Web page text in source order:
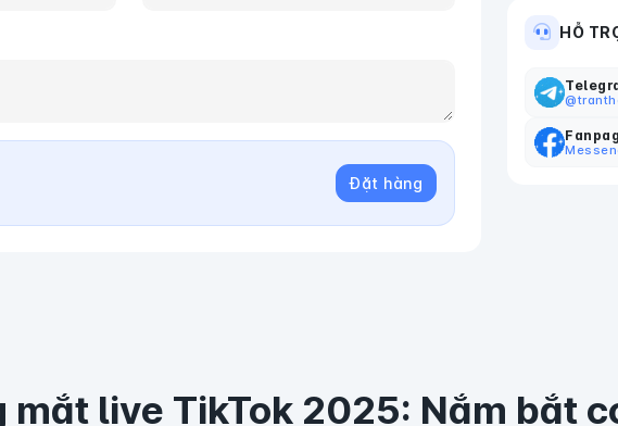
Đặt hàng
HỖ
mắt live TikTok 2025: Nắm bắt